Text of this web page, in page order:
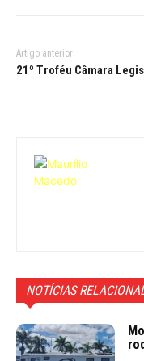
Artigo anterior
21º Troféu Câmara
NOTÍCIAS